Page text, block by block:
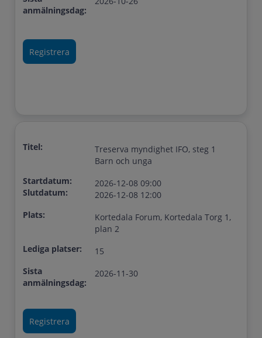
anmälningsdag:
Titel:
Treserva myndighet IFO, steg 1
Barn och unga
Startdatum:
Slutdatum:
2026-12-08 09:00
2026-12-08 12:00
Plats:
Kortedala Forum, Kortedala Torg 1,
plan 2
Lediga platser:
15
Sista
anmälningsdag:
2026-11-30